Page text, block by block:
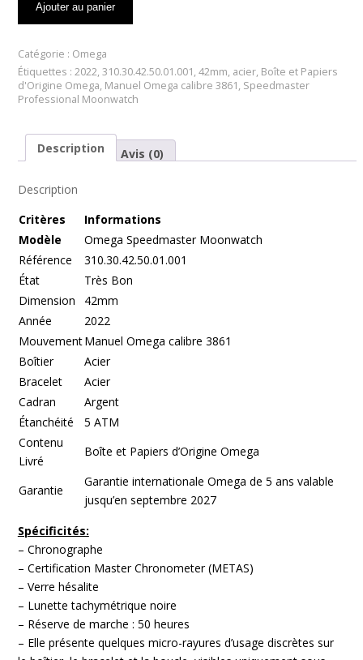
Omega
Professional
Moonwatch
–
Réf.
Ajouter au panier
Catégorie : Omega
Étiquettes : 2022, 310.30.42.50.01.001, 42mm, acier, Boîte et Papiers
d'Origine Omega, Manuel Omega calibre 3861, Speedmaster
Professional Moonwatch
Description Avis (0)
Description
Critères
Informations
Modèle
Omega Speedmaster Moonwatch
Référence
310.30.42.50.01.001
État
Très Bon
Dimension
42mm
Année
2022
MouvementManuel Omega calibre 3861
Boîtier
Acier
Bracelet
Acier
Cadran
Argent
Étanchéité
5 ATM
Contenu
Livré
Boîte et Papiers d’Origine Omega
Garantie
Garantie internationale Omega de 5 ans valable
jusqu’en septembre 2027
Spécificités:
– Chronographe
– Certification Master Chronometer (METAS)
– Verre hésalite
– Lunette tachymétrique noire
– Réserve de marche : 50 heures
– Elle présente quelques micro-rayures d’usage discrètes sur